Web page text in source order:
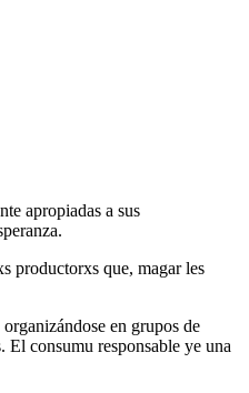
apropiadas a sus
productorxs que, magar les
en grupos de
consumu responsable ye una